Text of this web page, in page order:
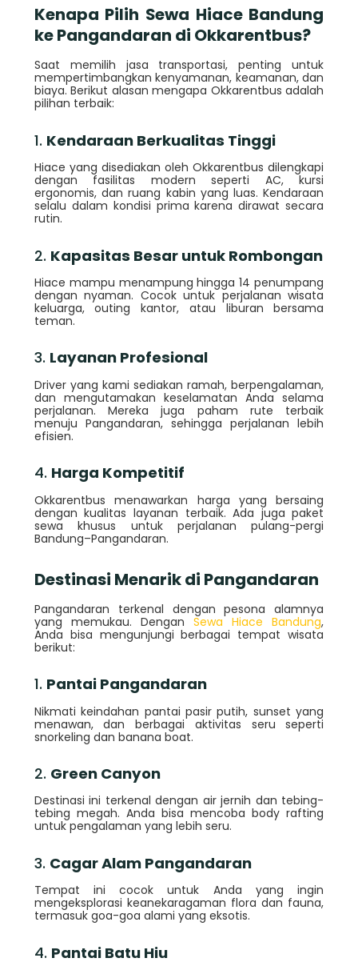
Kenapa Pilih Sewa Hiace Bandung
ke Pangandaran di Okkarentbus?
Saat memilih jasa transportasi, penting untuk
mempertimbangkan kenyamanan, keamanan, dan
biaya. Berikut alasan mengapa Okkarentbus adalah
pilihan terbaik:
1. Kendaraan Berkualitas Tinggi
Hiace yang disediakan oleh Okkarentbus dilengkapi
dengan fasilitas modern seperti AC, kursi
ergonomis, dan ruang kabin yang luas. Kendaraan
selalu dalam kondisi prima karena dirawat secara
rutin.
2. Kapasitas Besar untuk Rombongan
Hiace mampu menampung hingga 14 penumpang
dengan nyaman. Cocok untuk perjalanan wisata
keluarga, outing kantor, atau liburan bersama
teman.
3. Layanan Profesional
Driver yang kami sediakan ramah, berpengalaman,
dan mengutamakan keselamatan Anda selama
perjalanan. Mereka juga paham rute terbaik
menuju Pangandaran, sehingga perjalanan lebih
efisien.
4. Harga Kompetitif
Okkarentbus menawarkan harga yang bersaing
dengan kualitas layanan terbaik. Ada juga paket
sewa khusus untuk perjalanan pulang-pergi
Bandung–Pangandaran.
Destinasi Menarik di Pangandaran
Pangandaran terkenal dengan pesona alamnya
yang memukau. DenganSewa Hiace Bandung,
Anda bisa mengunjungi berbagai tempat wisata
berikut:
1. Pantai Pangandaran
Nikmati keindahan pantai pasir putih, sunset yang
menawan, dan berbagai aktivitas seru seperti
snorkeling dan banana boat.
2. Green Canyon
Destinasi ini terkenal dengan air jernih dan tebing-
tebing megah. Anda bisa mencoba body rafting
untuk pengalaman yang lebih seru.
3. Cagar Alam Pangandaran
Tempat ini cocok untuk Anda yang ingin
mengeksplorasi keanekaragaman flora dan fauna,
termasuk goa-goa alami yang eksotis.
4. Pantai Batu Hiu